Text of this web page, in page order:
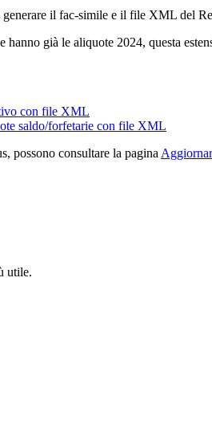
il fac-simile e il file XML del
già le aliquote 2024, questa
con file XML
saldo/forfetarie con file XML
possono consultare la pagina
utile.